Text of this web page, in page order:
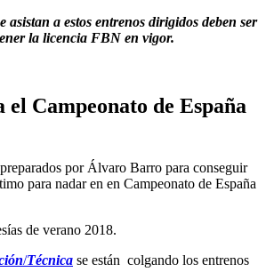
asistan a estos entrenos dirigidos deben ser
la licencia FBN en vigor.
Campeonato de España
por Álvaro Barro para conseguir
para nadar en en Campeonato de España
de verano 2018.
/Técnica se están colgando los entrenos